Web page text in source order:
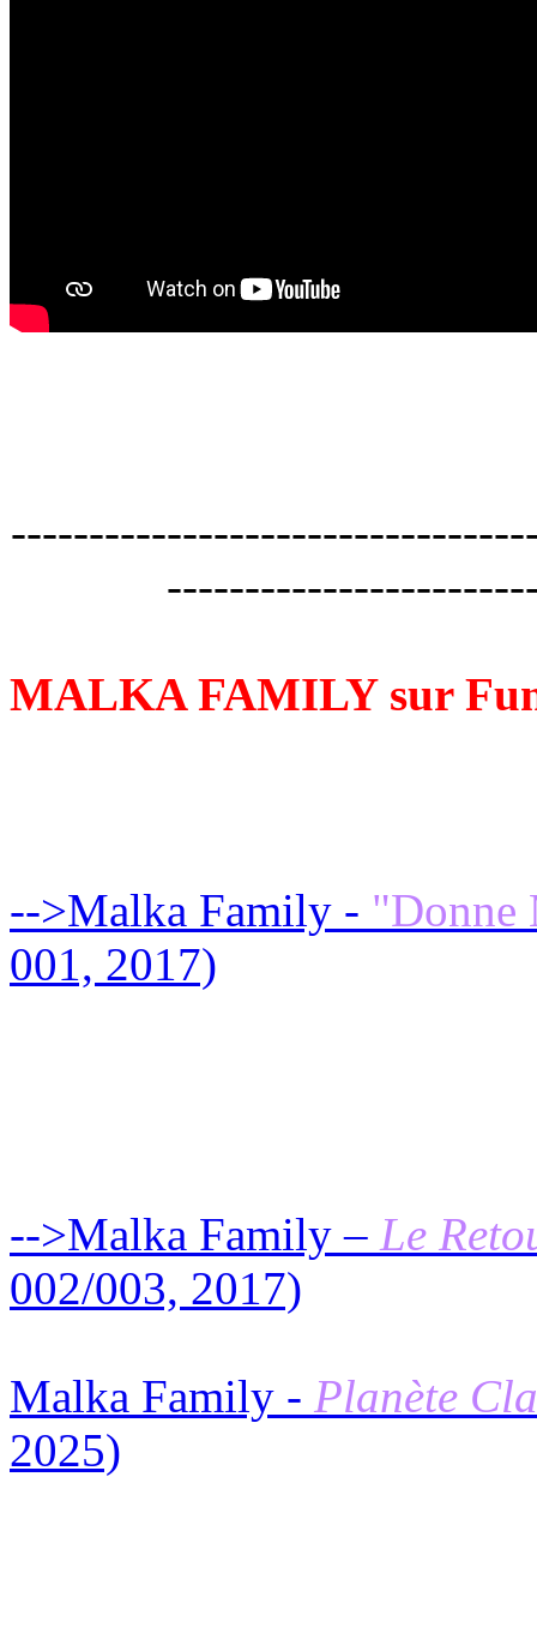
MALKA FAMILY sur
-->Malka Family - "Donne
001, 2017)
-->Malka Family – Le
002/003, 2017)
Malka Family - Planète
2025)